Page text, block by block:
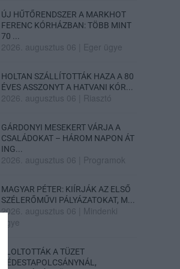
ÚJ HŰTŐRENDSZER A MARKHOT
FERENC KÓRHÁZBAN: TÖBB MINT
70 ...
2026. augusztus 06 Eger ügye
HOLTAN SZÁLLÍTOTTÁK HAZA A 80
ÉVES ASSZONYT A HATVANI KÓR...
2026. augusztus 06 Riasztó
GÁRDONYI MESEKERT VÁRJA A
CSALÁDOKAT – HÁROM NAPON ÁT
ING...
2026. augusztus 06 Programok
MAGYAR PÉTER: KIÍRJÁK AZ ELSŐ
SZÉLERŐMŰVI PÁLYÁZATOKAT, M...
2026. augusztus 06
Mindenki
ügye
ELOLTOTTÁK A TÜZET
DÉDESTAPOLCSÁNYNÁL,